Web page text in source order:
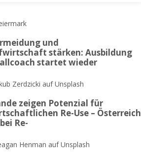
und
stärken: Ausbildung
startet wieder
Zerdzicki auf Unsplash
zeigen Potenzial für
Re-Use – Österreich
Re-
Henman auf Unsplash